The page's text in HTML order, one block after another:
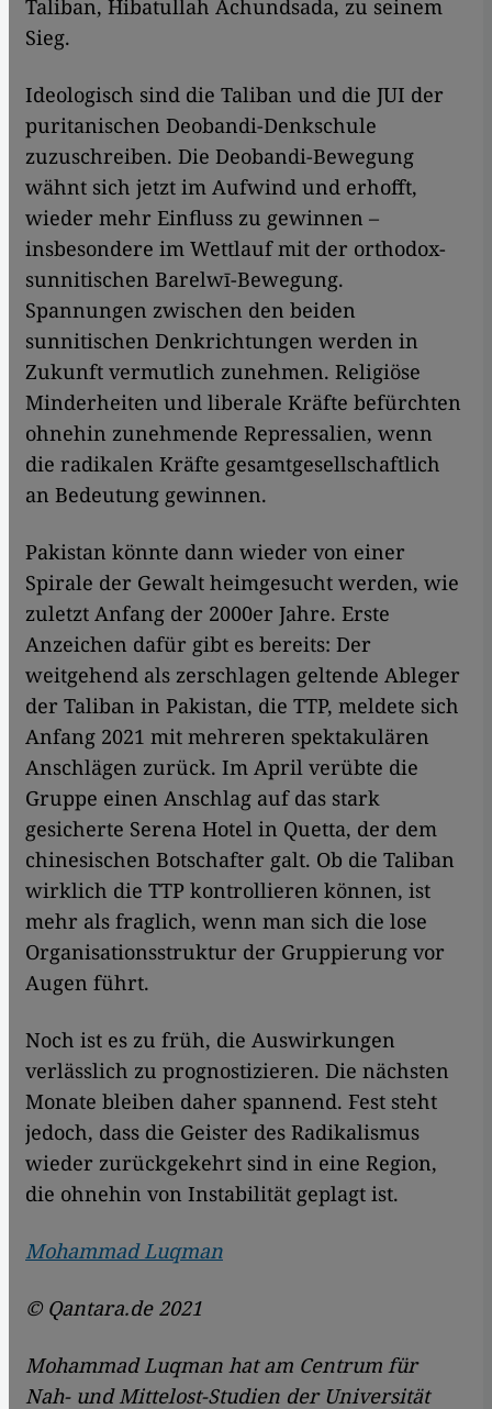
Taliban, Hibatullah Achundsada, zu seinem
Sieg.
Ideologisch sind die Taliban und die JUI der
puritanischen Deobandi-Denkschule
zuzuschreiben. Die Deobandi-Bewegung
wähnt sich jetzt im Aufwind und erhofft,
wieder mehr Einfluss zu gewinnen –
insbesondere im Wettlauf mit der orthodox-
sunnitischen Barelwī-Bewegung.
Spannungen zwischen den beiden
sunnitischen Denkrichtungen werden in
Zukunft vermutlich zunehmen. Religiöse
Minderheiten und liberale Kräfte befürchten
ohnehin zunehmende Repressalien, wenn
die radikalen Kräfte gesamtgesellschaftlich
an Bedeutung gewinnen.
Pakistan könnte dann wieder von einer
Spirale der Gewalt heimgesucht werden, wie
zuletzt Anfang der 2000er Jahre. Erste
Anzeichen dafür gibt es bereits: Der
weitgehend als zerschlagen geltende Ableger
der Taliban in Pakistan, die TTP, meldete sich
Anfang 2021 mit mehreren spektakulären
Anschlägen zurück. Im April verübte die
Gruppe einen Anschlag auf das stark
gesicherte Serena Hotel in Quetta, der dem
chinesischen Botschafter galt. Ob die Taliban
wirklich die TTP kontrollieren können, ist
mehr als fraglich, wenn man sich die lose
Organisationsstruktur der Gruppierung vor
Augen führt.
Noch ist es zu früh, die Auswirkungen
verlässlich zu prognostizieren. Die nächsten
Monate bleiben daher spannend. Fest steht
jedoch, dass die Geister des Radikalismus
wieder zurückgekehrt sind in eine Region,
die ohnehin von Instabilität geplagt ist.
Mohammad Luqman
© Qantara.de 2021
Mohammad Luqman hat am Centrum für
Nah- und Mittelost-Studien der Universität